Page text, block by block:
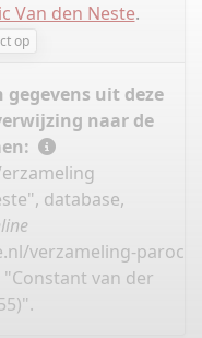
Van den Neste.
op
uit deze
naar de
database,
verzameling-
van der